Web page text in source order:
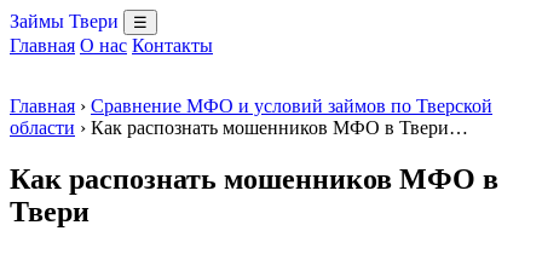
Займы Твери ☰
Главная О нас Контакты
Главная › Сравнение МФО и условий займов по Тверской
области › Как распознать мошенников МФО в Твери…
Как распознать мошенников МФО в
Твери